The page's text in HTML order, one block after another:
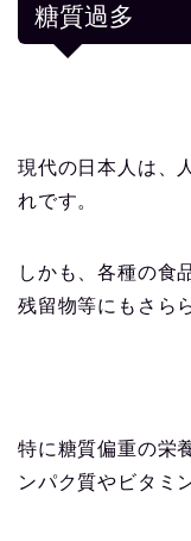
糖質過多
現代の日本人は、
れです。
しかも、各種の食
残留物等にもさら
特に糖質偏重の栄
ンパク質やビタミ